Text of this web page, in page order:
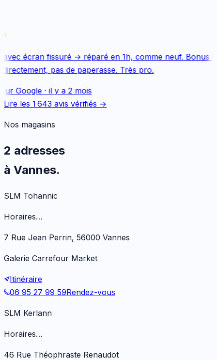
écran fissuré → réparé en 1h, comme neuf. Bonus
pas de paperasse. Très pro.
Google· il y a 2 mois
Lire les 1 643 avis vérifiés →
Nos magasins
2 adresses
à Vannes.
SLM Tohannic
Horaires…
7 Rue Jean Perrin, 56000 Vannes
Galerie Carrefour Market
Itinéraire
06 95 27 99 59Rendez-vous
SLM Kerlann
Horaires…
46 Rue Théophraste Renaudot